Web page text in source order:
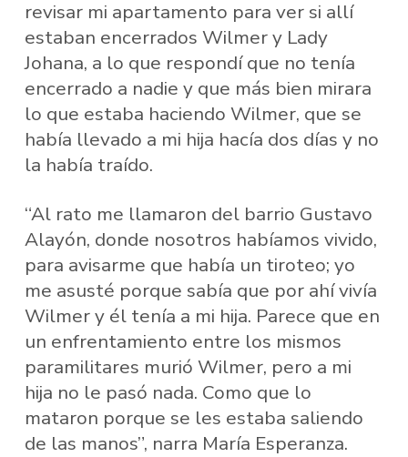
revisar mi apartamento para ver si allí
estaban encerrados Wilmer y Lady
Johana, a lo que respondí que no tenía
encerrado a nadie y que más bien mirara
lo que estaba haciendo Wilmer, que se
había llevado a mi hija hacía dos días y no
la había traído.
“Al rato me llamaron del barrio Gustavo
Alayón, donde nosotros habíamos vivido,
para avisarme que había un tiroteo; yo
me asusté porque sabía que por ahí vivía
Wilmer y él tenía a mi hija. Parece que en
un enfrentamiento entre los mismos
paramilitares murió Wilmer, pero a mi
hija no le pasó nada. Como que lo
mataron porque se les estaba saliendo
de las manos”, narra María Esperanza.